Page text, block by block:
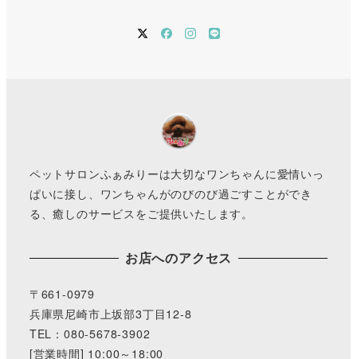
twitterFacebook
instagram
LINE
ペットサロンふぁみりーは大切なワンちゃんに愛情いっ
ぱいに接し、ワンちゃんがのびのび過ごすことができ
る、癒しのサービスをご提供いたします。
お店へのアクセス
〒661-0979
兵庫県尼崎市上坂部3丁目12-8
TEL：080-5678-3902
[営業時間] 10:00～18:00